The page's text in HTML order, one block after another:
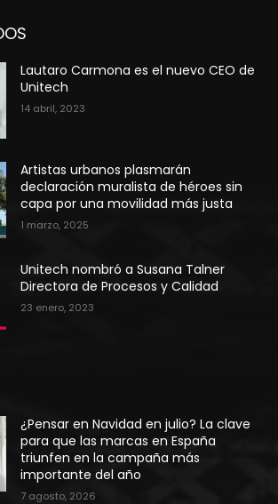
Lautaro Carmona es el nuevo CEO de
Unitech
14 abril, 2023
Artistas urbanos plasmarán
declaración muralista de héroes sin
capa por una movilidad más justa
1 marzo, 2025
Unitech nombró a Susana Talner
Directora de Procesos y Calidad
23 enero, 2023
¿Pensar en Navidad en julio? La clave
para que las marcas en España
triunfen en la campaña más
importante del año
7 agosto, 2026